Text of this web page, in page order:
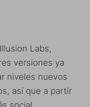
Labs,
versiones ya
niveles nuevos
así que a partir
social,